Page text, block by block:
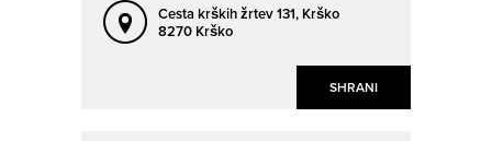
SHRANI
Cesta krških žrtev 131, Krško
8270 Krško